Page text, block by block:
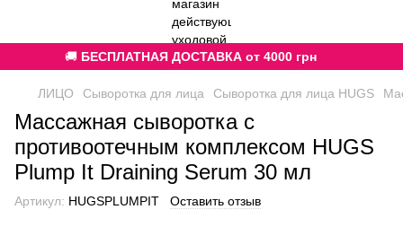
🚚 БЕСПЛАТНАЯ ДОСТАВКА от 4000 грн
ЛИЦО Сыворотка для лица Сыворотка для лица HUGS
Массажная сыворотка с
противоотечным комплексом HUGS
Plump It Draining Serum 30 мл
Артикул: HUGSPLUMPIT Оставить отзыв